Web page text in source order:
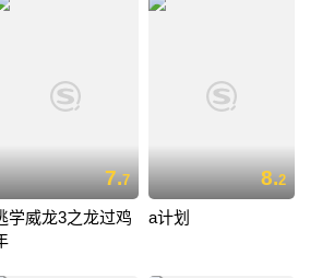
7.7
学威龙3之龙过鸡
8.2
a计划